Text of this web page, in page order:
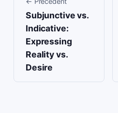
Subjunctive vs.
Indicative:
Expressing
Reality vs.
Desire